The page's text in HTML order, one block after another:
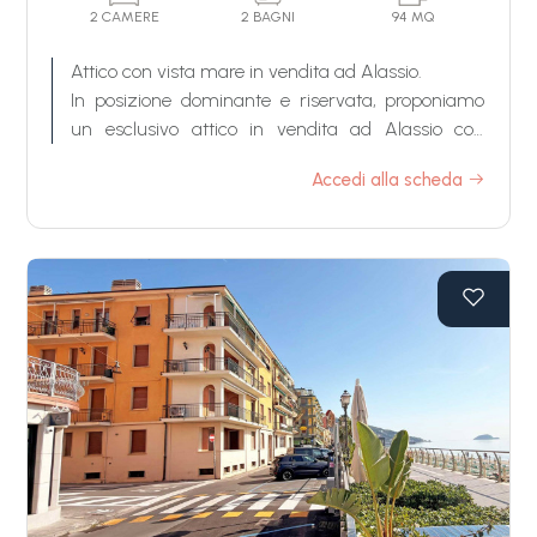
2 CAMERE 2 BAGNI 94 MQ
Attico con vista mare in vendita ad Alassio.
In posizione dominante e riservata, proponiamo
un esclusivo attico in vendita ad Alassio con
ampie terrazze e solarium privato.
giornata, creando una piacevole continuità tra gli
spazi interni e il paesaggio circostante.
La zona living di questo attico in vendita ad
Alassio, elegante e accogliente, si apre
direttamente sulla terrazza fronte mare, ideale
per pranzi all'aperto, aperitivi al tramonto e
piacevoli momenti di relax.
La zona notte comprende due camere da letto
matrimoniali e due bagni. La camera padronale
dispone di un bagno en suite, garantendo privacy
Accedi alla scheda
Piscina
Vista mare